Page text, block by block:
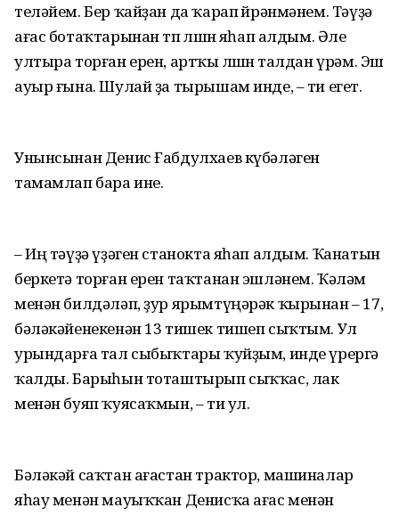
теләйем. Бер ҡайҙан да ҡарап өйрәнмәнем. Тәүҙә
ағас ботаҡтарынан төп өлөшөн яһап алдым. Әле
ултыра тор­ған ерен, артҡы өлөшөн талдан үрәм. Эш
ауыр ғына. Шулай ҙа тырышам инде, – ти егет.
Унынсынан Денис Ғабдулхаев күбәләген
тамамлап бара ине.
– Иң тәүҙә үҙәген станокта яһап алдым. Ҡанатын
беркетә торған ерен таҡтанан эшләнем. Ҡәләм
менән билдәләп, ҙур ярымтүңә­рәк ҡыры­нан – 17,
бәләкәйенеке­нән 13 тишек тишеп сыҡтым. Ул
урындарға тал сыбыҡтары ҡуйҙым, инде үрергә
ҡалды. Барыһын тоташтырып сыҡ­ҡас, лак
менән буяп ҡуясаҡмын, – ти ул.
Бәләкәй саҡтан ағастан трактор, машиналар
яһау менән мауыҡҡан Денисҡа ағас менән